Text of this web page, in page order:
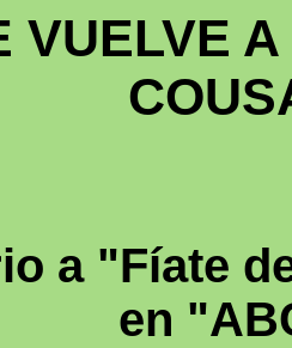
VUELVE
a "Fíate
en